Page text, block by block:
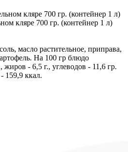
кляре 700 гр. (контейнер 1 л)
масло растительное, приправа,
На 100 гр блюдо
жиров - 6,5 г., углеводов - 11,6 гр.
159,9 ккал.